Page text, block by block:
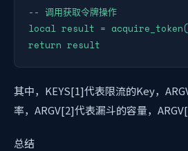
-- 调用获取令牌操作
local result =
return result
其中，KEYS[1]代表限流的Key，
率，ARGV[2]代表漏斗的容量，
总结